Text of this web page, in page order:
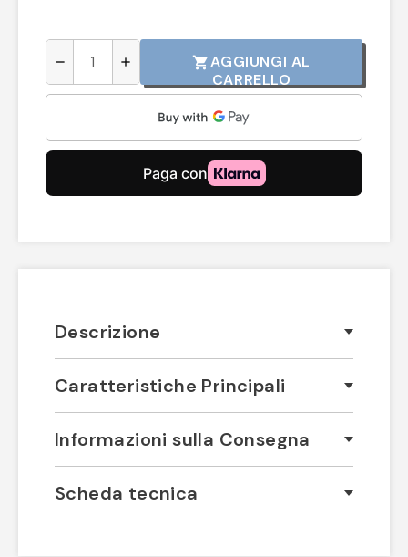
remove add shopping_cartAGGIUNGI AL
CARRELLO
Descrizione
Caratteristiche Principali
Informazioni sulla Consegna
Scheda tecnica